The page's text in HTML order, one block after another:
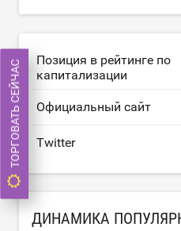
Позиция в рейтинге по
капитализации
Официальный сайт
Twitter
ДИНАМИКА
ТОРГОВАТЬ СЕЙЧАС